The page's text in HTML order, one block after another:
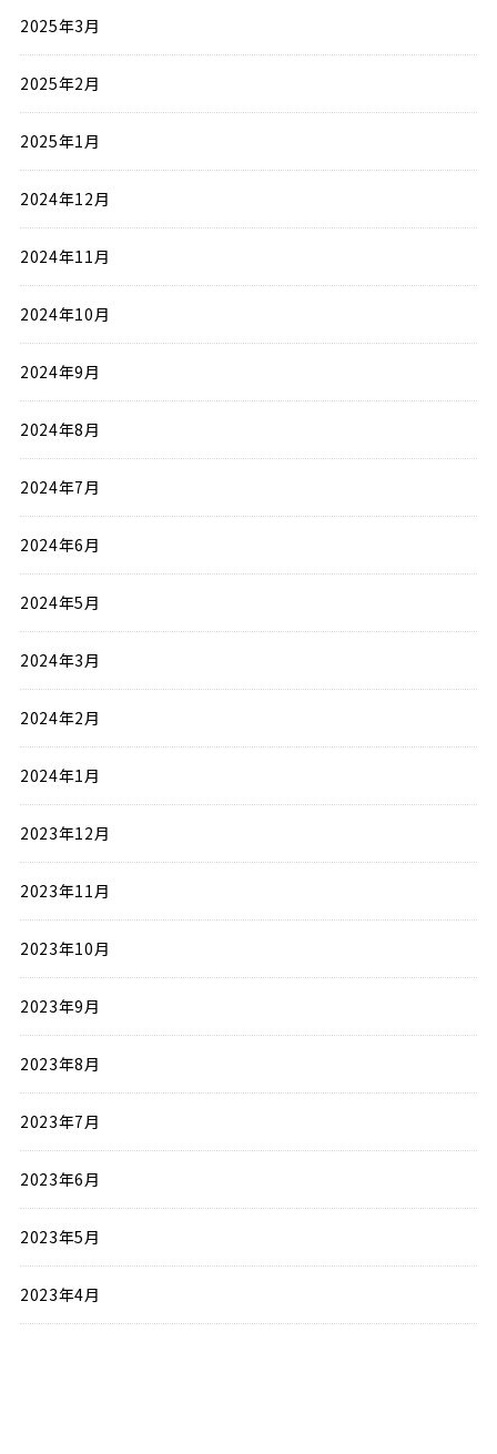
2025年3月
2025年2月
2025年1月
2024年12月
2024年11月
2024年10月
2024年9月
2024年8月
2024年7月
2024年6月
2024年5月
2024年3月
2024年2月
2024年1月
2023年12月
2023年11月
2023年10月
2023年9月
2023年8月
2023年7月
2023年6月
2023年5月
2023年4月